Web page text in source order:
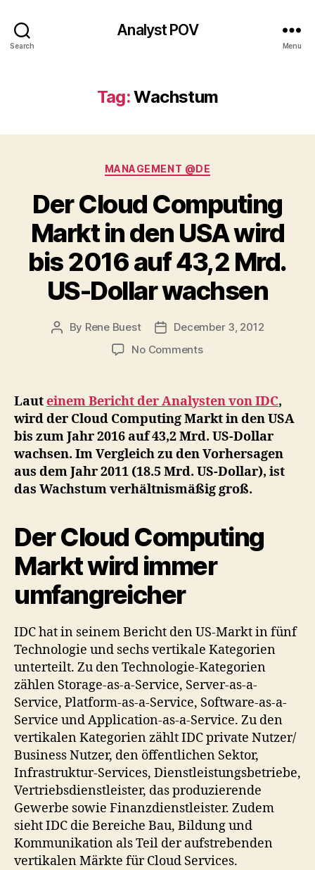
Search
Analyst POV
Menu
Tag:Wachstum
Categories
MANAGEMENT @DE
Der Cloud Computing
Markt in den USA wird
bis 2016 auf 43,2 Mrd.
US-Dollar wachsen
Post
By Rene Buest
PostDecember 3, 2012
No Commentson
Computing
Markt
in
den
USA
wird
bis
43,2
Mrd.
US-
Lauteinem Bericht der Analysten von IDC,
wird der Cloud Computing Markt in den USA
bis zum Jahr 2016 auf 43,2 Mrd. US-Dollar
wachsen. Im Vergleich zu den Vorhersagen
aus dem Jahr 2011 (18.5 Mrd. US-Dollar), ist
das Wachstum verhältnismäßig groß.
Der Cloud Computing
Markt wird immer
umfangreicher
IDC hat in seinem Bericht den US-Markt in fünf
Technologie und sechs vertikale Kategorien
unterteilt. Zu den Technologie-Kategorien
zählen Storage-as-a-Service, Server-as-a-
Service, Platform-as-a-Service, Software-as-a-
Service und Application-as-a-Service. Zu den
vertikalen Kategorien zählt IDC private Nutzer/
Business Nutzer, den öffentlichen Sektor,
Infrastruktur-Services, Dienstleistungsbetriebe,
Vertriebsdienstleister, das produzierende
Gewerbe sowie Finanzdienstleister. Zudem
sieht IDC die Bereiche Bau, Bildung und
Kommunikation als Teil der aufstrebenden
vertikalen Märkte für Cloud Services.